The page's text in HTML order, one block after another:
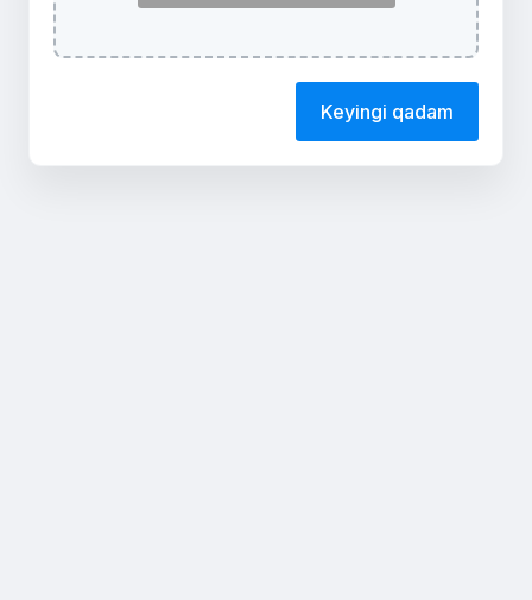
Keyingi qadam